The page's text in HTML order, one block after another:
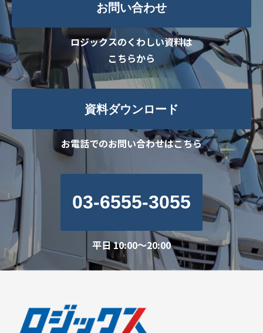
お問い合わせ
ロジックスのくわしい資料は
こちらから
資料ダウンロード
お電話でのお問い合わせはこちら
03-6555-3055
平日 10:00～20:00